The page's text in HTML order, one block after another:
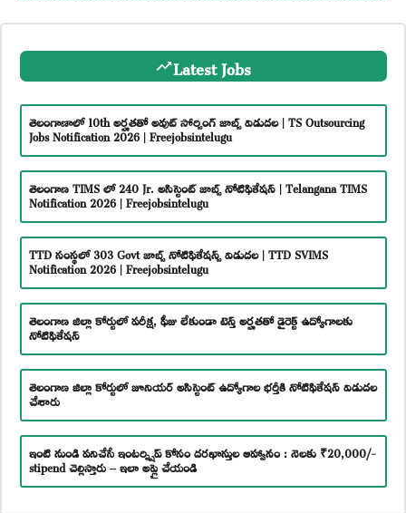
Latest Jobs
తెలంగాణాలో 10th అర్హతతో అవుట్ సోర్సింగ్ జాబ్స్ విడుదల | TS Outsourcing
Jobs Notification 2026 | Freejobsintelugu
తెలంగాణ TIMS లో 240 Jr. అసిస్టెంట్ జాబ్స్ నోటిఫికేషన్ | Telangana TIMS
Notification 2026 | Freejobsintelugu
TTD సంస్థలో 303 Govt జాబ్స్ నోటిఫికేషన్స్ విడుదల | TTD SVIMS
Notification 2026 | Freejobsintelugu
తెలంగాణ జిల్లా కోర్టులో పరీక్ష, ఫీజు లేకుండా టెన్త్ అర్హతతో డైరెక్ట్ ఉద్యోగాలకు
నోటిఫికేషన్
తెలంగాణ జిల్లా కోర్టులో జూనియర్ అసిస్టెంట్ ఉద్యోగాల భర్తీకి నోటిఫికేషన్ విడుదల
చేశారు
ఇంటి నుండి పనిచేసే ఇంటర్న్షిప్ కోసం దరఖాస్తుల ఆహ్వానం : నెలకు ₹20,000/-
stipend చెల్లిస్తారు – ఇలా అప్లై చేయండి